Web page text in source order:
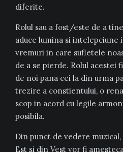
diferite.
Rolul sau a fost/este de a
aduce lumina si
vremuri in care sufletele
de a se pierde. Rolul acestei
de noi pana cei la din urma
trezire a constientului, o
scop in acord cu legile
posibila.
Din punct de vedere
Est si din Vest vor fi